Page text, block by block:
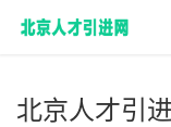
北京人才引